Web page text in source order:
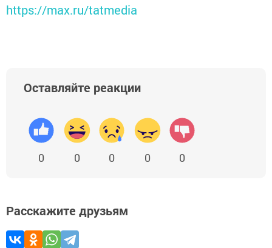
https://max.ru/tatmedia
Оставляйте реакции
0 0 0 0 0
Расскажите друзьям